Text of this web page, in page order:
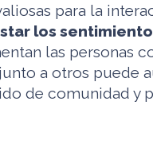
para la
los
las personas
a otros puede
de comunidad y